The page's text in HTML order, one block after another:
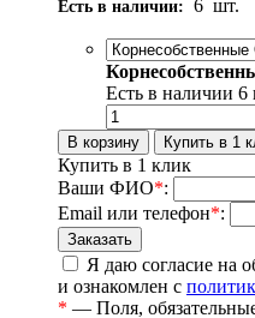
Есть в наличии: 6 шт.
Есть в наличии 6
Купить в 1 клик
Ваши ФИО*:
Email или телефон*:
Я даю согласие на
и ознакомлен с
* — Поля,